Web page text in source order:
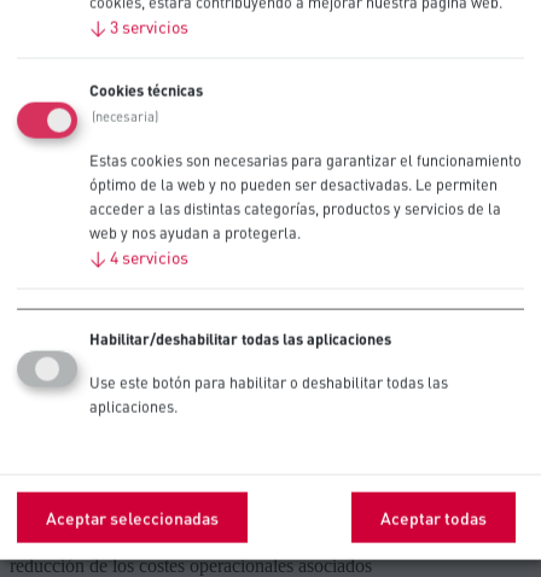
Dispensadores de papel higiénico
Dispensadores automáticos de jabón
Linternas
Odorizadores automáticos
Ahorra a tu empresa hasta un 20% cambiando a la cartera dual de
Procell - Procell Constant para dispositivos de bajo consumo y
Procell Intense para dispositivos de alto consumo (ahorro estimado
frente a la competencia, visita Procell.com para más información)
Procell Alcalina AA) en dispositivos profesionales de alto consumo,
lo que se traduce en menos reemplazos de baterías, así como en una
reducción de los costes operacionales asociados
↓ 3 servicios
Cookies técnicas
(necesaria)
Estas cookies son necesarias para garantizar el funcionamiento
óptimo de la web y no pueden ser desactivadas. Le permiten
acceder a las distintas categorías, productos y servicios de la
web y nos ayudan a protegerla.
↓ 4 servicios
Habilitar/deshabilitar todas las aplicaciones
Use este botón para habilitar o deshabilitar todas las
aplicaciones.
Aceptar seleccionadas Aceptar todas